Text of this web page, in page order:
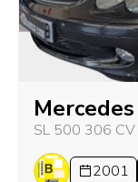
SL 500 306 CV
2001